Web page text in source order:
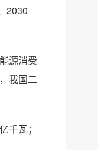
2030
源消费
我国二
千瓦；